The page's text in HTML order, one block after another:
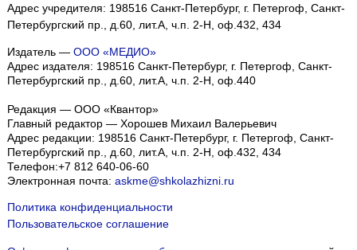
Адрес учредителя: 198516 Санкт-Петербург, г. Петергоф, Санкт-
Петербургский пр., д.60, лит.А, ч.п. 2-Н, оф.432, 434
Издатель — ООО «МЕДИО»
Адрес издателя: 198516 Санкт-Петербург, г. Петергоф, Санкт-
Петербургский пр., д.60, лит.А, ч.п. 2-Н, оф.440
Редакция — ООО «Квантор»
Главный редактор — Хорошев Михаил Валерьевич
Адрес редакции: 198516 Санкт-Петербург, г. Петергоф Санкт-
Петербургский пр., д.60, лит.А, ч.п. 2-Н, оф.432, 434
Телефон:+7 812 640-06-60
Электронная почта: askme@shkolazhizni.ru
Политика конфиденциальности
Пользовательское соглашение